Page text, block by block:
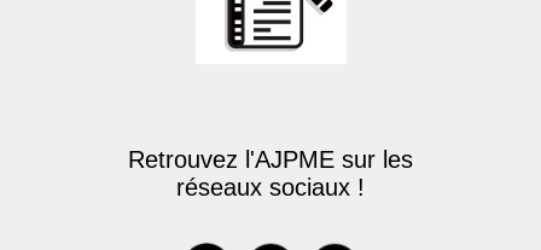
Retrouvez l'AJPME sur les
réseaux sociaux !